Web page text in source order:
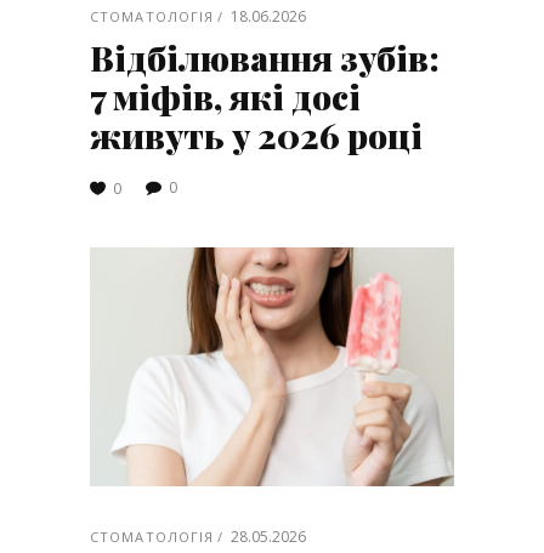
СТОМАТОЛОГІЯ 18.06.2026
Відбілювання зубів:
7 міфів, які досі
живуть у 2026 році
0 0
СТОМАТОЛОГІЯ 28.05.2026